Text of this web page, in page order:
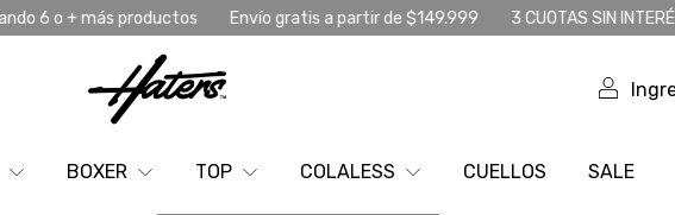
Envío gratis a partir de $149.999 3 CUOTAS SIN INTERÉS CUELLO DE REGALO
BOXER TOP COLALESS CUELLOS SALE